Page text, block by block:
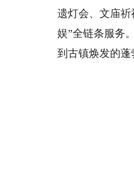
遗灯会、文庙
娱”全链条服务
到古镇焕发的蓬